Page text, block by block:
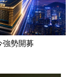
強勢開募